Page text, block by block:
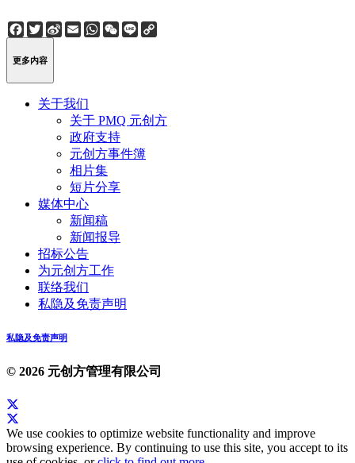
Facebook
Twitter
Sina
Weibo
EmailWhatsApp
WeChat
Line
更多内容
关于我们
关于 PMQ 元创方
政府支持
元创方事件簿
相片集
短片分享
媒体中心
新闻稿
新闻报导
招标公告
为元创方工作
联络我们
私隐及免责声明
私隐及免责声明
© 2026 元创方管理有限公司
We use cookies to optimize website functionality and improve
browsing experience. By continuing to use this site, you accept to its